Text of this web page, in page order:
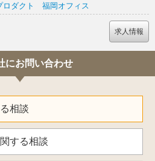
ロダクト 福岡オフィス
求人情報
にお問い合わせ
相談
する相談